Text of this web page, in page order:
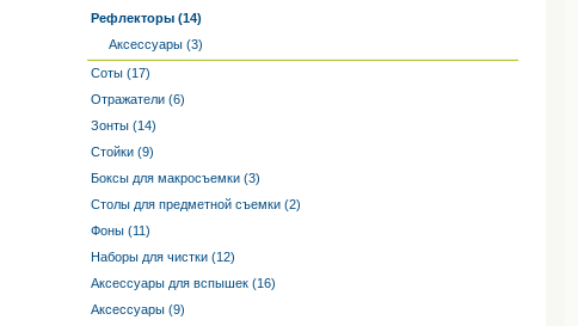
Рефлекторы (14)
Аксессуары (3)
Соты (17)
Отражатели (6)
Зонты (14)
Стойки (9)
Боксы для макросъемки (3)
Столы для предметной съемки (2)
Фоны (11)
Наборы для чистки (12)
Аксессуары для вспышек (16)
Аксессуары (9)